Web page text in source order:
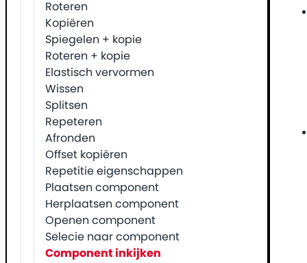
Roteren
Kopiëren
Spiegelen + kopie
Roteren + kopie
Elastisch vervormen
Wissen
Splitsen
Repeteren
Afronden
Offset kopiëren
Repetitie eigenschappen
Plaatsen component
Herplaatsen component
Openen component
Selecie naar component
Component inkijken